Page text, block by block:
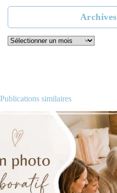
Archives
Archives
Publications similaires